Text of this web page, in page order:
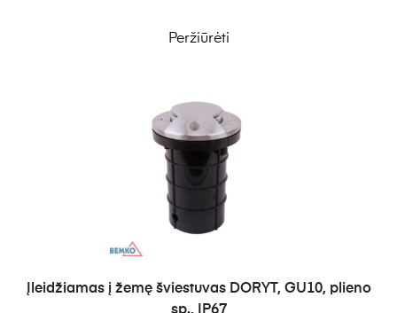
Peržiūrėti
Į KREPŠELĮ
Įleidžiamas į žemę šviestuvas DORYT, GU10, plieno